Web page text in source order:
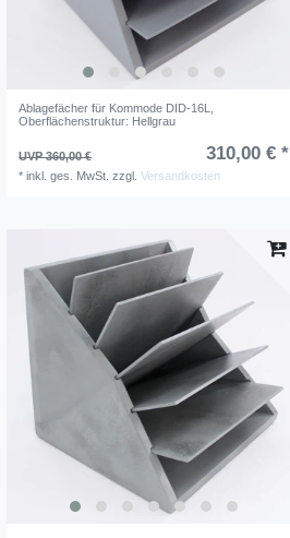
Ablagefächer für Kommode DID-16L
Oberflächenstruktur: Hellgrau
UVP 360,00 € 310,00 € *
*inkl. ges. MwSt. zzgl.Versandkosten